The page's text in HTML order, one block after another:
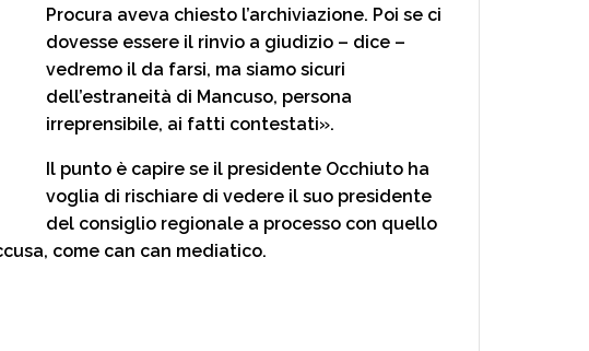
Procura aveva chiesto l’archiviazione. Poi se ci
dovesse essere il rinvio a giudizio – dice –
vedremo il da farsi, ma siamo sicuri
dell’estraneità di Mancuso, persona
irreprensibile, ai fatti contestati».
Il punto è capire se il presidente Occhiuto ha
voglia di rischiare di vedere il suo presidente
del consiglio regionale a processo con quello
come can can mediatico.